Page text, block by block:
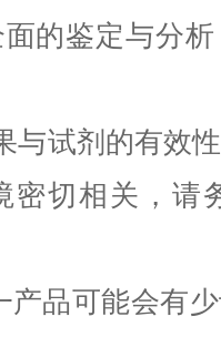
的鉴定与分
与试剂的有效
密切相关，请
品可能会有